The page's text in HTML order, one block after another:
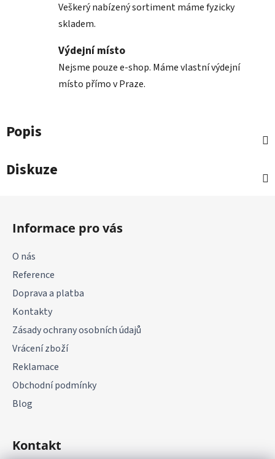
Veškerý nabízený sortiment máme fyzicky
skladem.
Výdejní místo
Nejsme pouze e-shop. Máme vlastní výdejní
místo přímo v Praze.
Popis
Diskuze
Informace pro vás
O nás
Reference
Doprava a platba
Kontakty
Zásady ochrany osobních údajů
Vrácení zboží
Reklamace
Obchodní podmínky
Blog
Kontakt